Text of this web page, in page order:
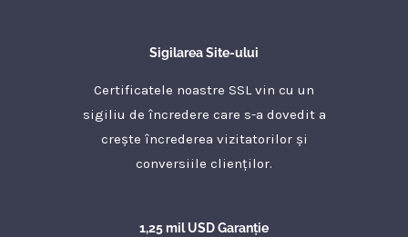
Sigilarea Site-ului
Certificatele noastre SSL vin cu un
sigiliu de încredere care s-a dovedit a
crește încrederea vizitatorilor și
conversiile clienților.
1,25 mil USD Garanție